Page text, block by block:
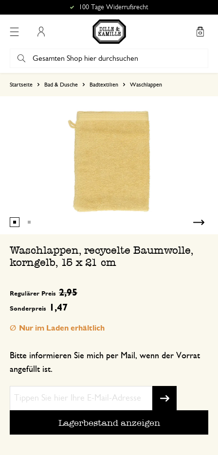
100 Tage Widerrufsrecht
Startseite Bad & Dusche Badtextilien Waschlappen
Waschlappen, recycelte Baumwolle,
korngelb, 15 x 21 cm
Sonderpreis 1,47
Regulärer Preis 2,95
Bitte informieren Sie mich per Mail, wenn der Vorrat
angefüllt ist.
Lagerbestand anzeigen
Nur im Laden erhältlich